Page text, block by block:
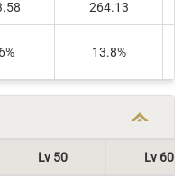
264.13
13.8%
Lv 50 Lv 60